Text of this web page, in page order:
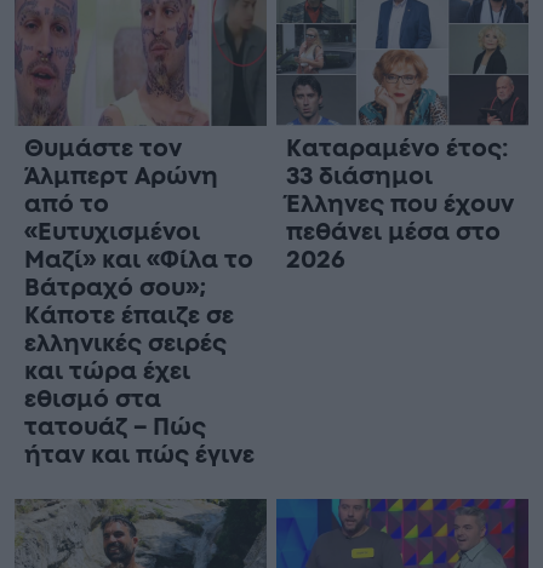
Θυμάστε τον
Άλμπερτ Αρώνη
από το
«Ευτυχισμένοι
Μαζί» και «Φίλα το
Βάτραχό σου»;
Κάποτε έπαιζε σε
ελληνικές σειρές
και τώρα έχει
εθισμό στα
τατουάζ – Πώς
ήταν και πώς έγινε
Καταραμένο έτος:
33 διάσημοι
Έλληνες που έχουν
πεθάνει μέσα στο
2026